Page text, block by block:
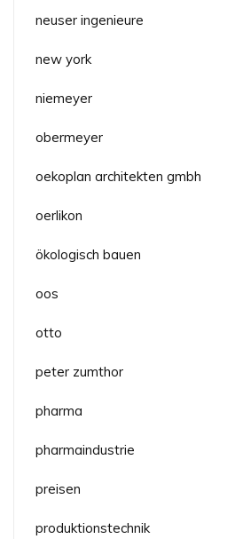
neuser ingenieure
new york
niemeyer
obermeyer
oekoplan architekten gmbh
oerlikon
ökologisch bauen
oos
otto
peter zumthor
pharma
pharmaindustrie
preisen
produktionstechnik